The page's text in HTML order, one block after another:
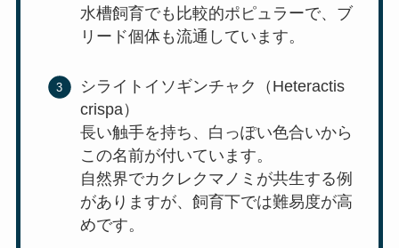
水槽飼育でも比較的ポピュラーで、ブ
リード個体も流通しています。
シライトイソギンチャク（Heteractis
crispa）
長い触手を持ち、白っぽい色合いから
この名前が付いています。
自然界でカクレクマノミが共生する例
がありますが、飼育下では難易度が高
めです。